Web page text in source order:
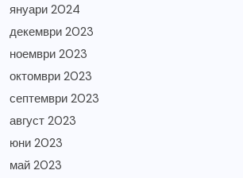
януари 2024
декември 2023
ноември 2023
октомври 2023
септември 2023
август 2023
юни 2023
май 2023